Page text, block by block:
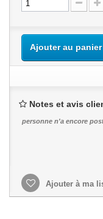
Ajouter au panier
Notes et avis
personne n'a encore
Ajouter à ma